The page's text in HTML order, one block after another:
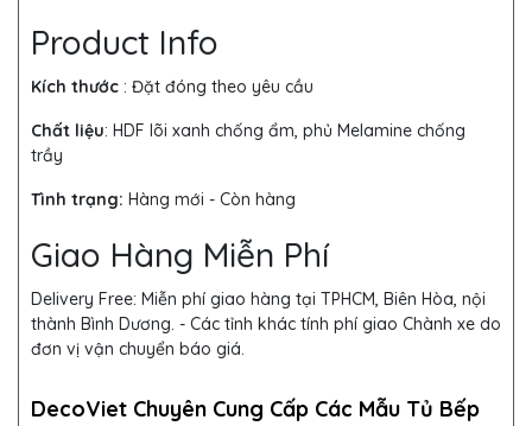
Product Info
Kích thước : Đặt đóng theo yêu cầu
Chất liệu: HDF lõi xanh chống ẩm, phủ Melamine chống
trầy
Tình trạng: Hàng mới - Còn hàng
Giao Hàng Miễn Phí
Delivery Free: Miễn phí giao hàng tại TPHCM, Biên Hòa, nội
thành Bình Dương. - Các tỉnh khác tính phí giao Chành xe do
đơn vị vận chuyển báo giá.
DecoViet Chuyên Cung Cấp Các Mẫu Tủ Bếp